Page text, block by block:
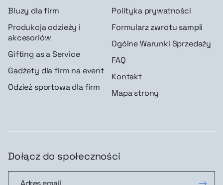
Bluzy dla firm
Produkcja odzieży i
akcesoriów
Gifting as a Service
Gadżety dla firm na event
Odzież sportowa dla firm
Polityka prywatności
Formularz zwrotu sampli
Ogólne Warunki Sprzedaży
FAQ
Kontakt
Mapa strony
Dołącz do społeczności